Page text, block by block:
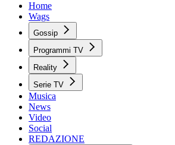
Home
Wags
Gossip
Programmi TV
Reality
Serie TV
Musica
News
Video
Social
REDAZIONE